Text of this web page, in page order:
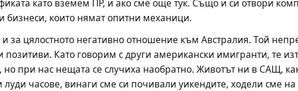
като вземем ПР, и ако сме още тук. Също и си отвори
бизнеси, които нямат опитни механици.
за цялостното негативно отношение към Австралия. Той
Като говорим с други американски имигранти, те
при нас нещата се случиха наобратно. Животът ни в САЩ,
часове, винаги сме си почивали уикендите, ходели сме на